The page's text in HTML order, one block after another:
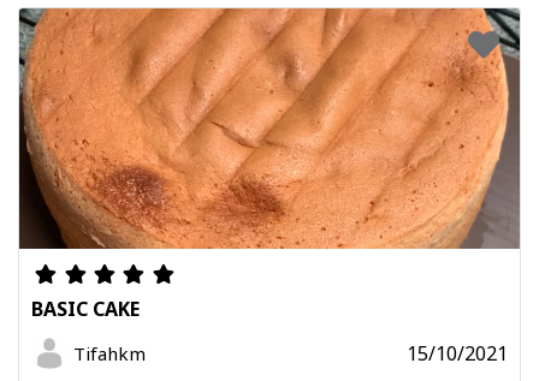
BASIC CAKE
Tifahkm 15/10/2021